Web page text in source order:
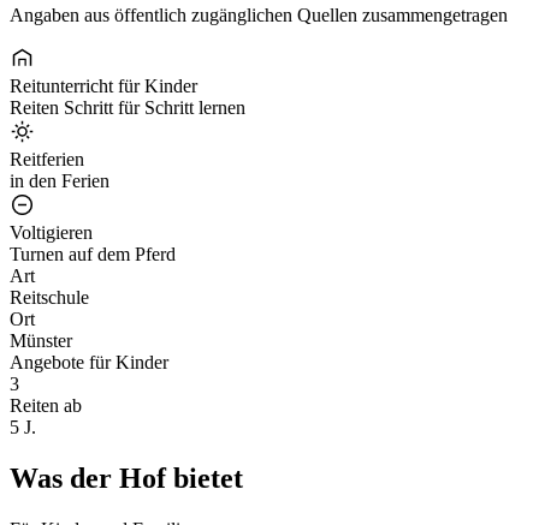
Angaben aus öffentlich zugänglichen Quellen zusammengetragen
Reitunterricht für Kinder
Reiten Schritt für Schritt lernen
Reitferien
in den Ferien
Voltigieren
Turnen auf dem Pferd
Art
Reitschule
Ort
Münster
Angebote für Kinder
3
Reiten ab
5 J.
Was der Hof bietet